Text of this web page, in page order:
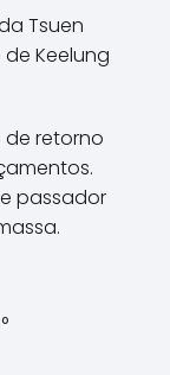
Tsuen
Keelung
retorno
passador